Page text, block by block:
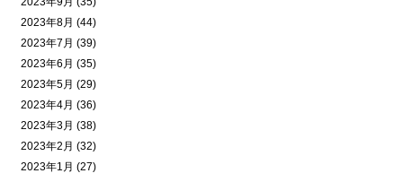
2023年8月 (44)
2023年7月 (39)
2023年6月 (35)
2023年5月 (29)
2023年4月 (36)
2023年3月 (38)
2023年2月 (32)
2023年1月 (27)